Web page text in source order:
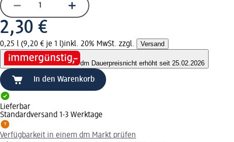
2,30 €
0,25 l (9,20 € je 1 l)inkl. 20% MwSt. zzgl. Versand
dm Dauerpreisnicht erhöht seit 25.02.2026
In den Warenkorb
Lieferbar
Standardversand 1-3 Werktage
Verfügbarkeit in einem dm Markt prüfen